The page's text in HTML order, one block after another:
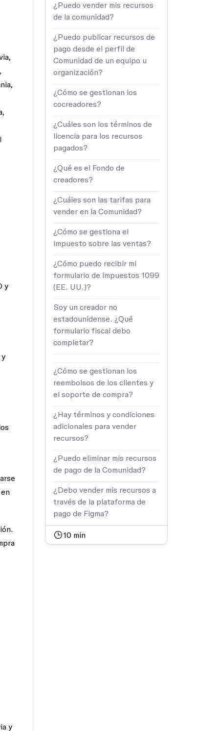
y
y
¿Puedo vender mis recursos
de la comunidad?
¿Puedo publicar recursos de
pago desde el perfil de
Comunidad de un equipo u
organización?
¿Cómo se gestionan los
cocreadores?
¿Cuáles son los términos de
licencia para los recursos
pagados?
¿Qué es el Fondo de
creadores?
¿Cuáles son las tarifas para
vender en la Comunidad?
¿Cómo se gestiona el
impuesto sobre las ventas?
¿Cómo puedo recibir mi
formulario de impuestos 1099
(EE. UU.)?
Soy un creador no
estadounidense. ¿Qué
formulario fiscal debo
completar?
¿Cómo se gestionan los
reembolsos de los clientes y
el soporte de compra?
¿Hay términos y condiciones
adicionales para vender
recursos?
¿Puedo eliminar mis recursos
de pago de la Comunidad?
¿Debo vender mis recursos a
través de la plataforma de
pago de Figma?
10 min